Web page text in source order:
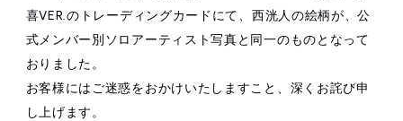
ARTIST
affiliated artist
CONTACT
inquiry
喜VER.のトレーディングカードにて、西洸人の絵柄が、公
式メンバー別ソロアーティスト写真と同一のものとなって
おりました。
お客様にはご迷惑をおかけいたしますこと、深くお詫び申
し上げます。